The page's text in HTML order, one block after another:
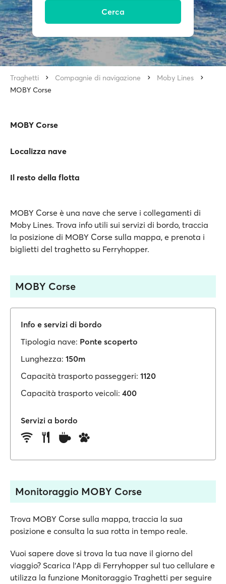
Cerca
Traghetti Compagnie di navigazione
Moby Lines
MOBY Corse
MOBY Corse
Localizza nave
Il resto della flotta
MOBY Corse è una nave che serve i collegamenti di
Moby Lines. Trova info utili sui servizi di bordo, traccia
la posizione di MOBY Corse sulla mappa, e prenota i
biglietti del traghetto su Ferryhopper.
MOBY Corse
Info e servizi di bordo
Tipologia nave: Ponte scoperto
Lunghezza: 150m
Capacità trasporto passeggeri: 1120
Capacità trasporto veicoli: 400
Servizi a bordo
Monitoraggio MOBY Corse
Trova MOBY Corse sulla mappa, traccia la sua
posizione e consulta la sua rotta in tempo reale.
Vuoi sapere dove si trova la tua nave il giorno del
viaggio? Scarica l'App di Ferryhopper sul tuo cellulare e
utilizza la funzione Monitoraggio Traghetti per seguire